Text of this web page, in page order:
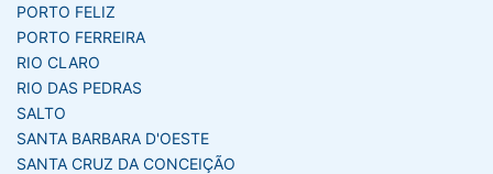
PORTO FELIZ
PORTO FERREIRA
RIO CLARO
RIO DAS PEDRAS
SALTO
SANTA BARBARA D'OESTE
SANTA CRUZ DA CONCEIÇÃO